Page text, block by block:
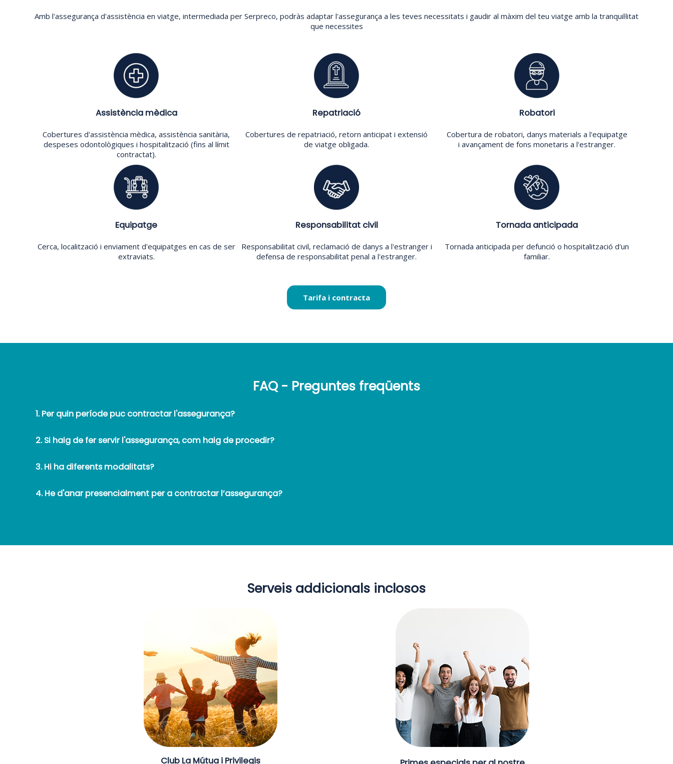
Amb l'assegurança d'assistència en viatge, intermediada per Serpreco, podràs adaptar l'assegurança a les teves necessitats i gaudir al màxim del teu viatge amb la tranquil·litat
que necessites
Assistència mèdica
Cobertures d'assistència mèdica, assistència sanitària,
despeses odontològiques i hospitalització (fins al límit
contractat).
Repatriació
Cobertures de repatriació, retorn anticipat i extensió
de viatge obligada.
Robatori
Cobertura de robatori, danys materials a l'equipatge
i avançament de fons monetaris a l'estranger.
Equipatge
Cerca, localització i enviament d'equipatges en cas de ser
extraviats.
Responsabilitat civil
Responsabilitat civil, reclamació de danys a l'estranger i
defensa de responsabilitat penal a l'estranger.
Tornada anticipada
Tornada anticipada per defunció o hospitalització d'un
familiar.
Tarifa i contracta
FAQ - Preguntes freqüents
1. Per quin període puc contractar l'assegurança?
2. Si haig de fer servir l'assegurança, com haig de procedir?
3. Hi ha diferents modalitats?
4. He d'anar presencialment per a contractar l’assegurança?
Serveis addicionals inclosos
Club La Mútua i Privilegis